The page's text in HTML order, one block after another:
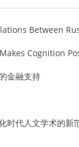
Between
Cognition
金融支持
时代人文学术的新